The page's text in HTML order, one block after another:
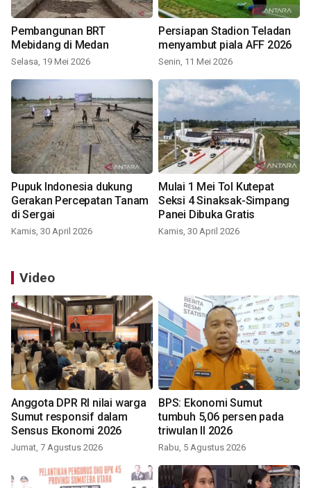
Pembangunan BRT
Mebidang di Medan
Selasa, 19 Mei 2026
Persiapan Stadion Teladan
menyambut piala AFF 2026
Senin, 11 Mei 2026
Pupuk Indonesia dukung
Gerakan Percepatan Tanam
di Sergai
Kamis, 30 April 2026
Mulai 1 Mei Tol Kutepat
Seksi 4 Sinaksak-Simpang
Panei Dibuka Gratis
Kamis, 30 April 2026
Video
Anggota DPR RI nilai warga
Sumut responsif dalam
Sensus Ekonomi 2026
Jumat, 7 Agustus 2026
BPS: Ekonomi Sumut
tumbuh 5,06 persen pada
triwulan II 2026
Rabu, 5 Agustus 2026